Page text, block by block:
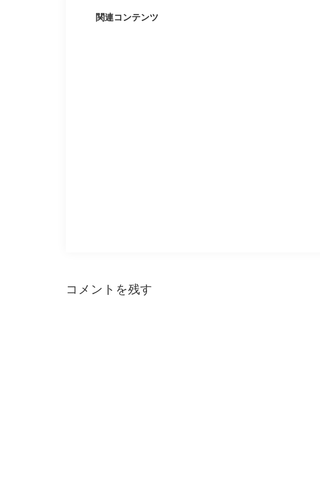
関連コンテンツ
Reader
コメントを残す